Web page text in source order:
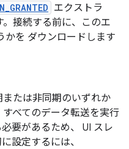
エクストラ
。接続する前に、このエ
かを ダウンロードします
たは非同期のいずれか
べてのデータ転送を実行
要があるため、 UI スレ
設定するには、